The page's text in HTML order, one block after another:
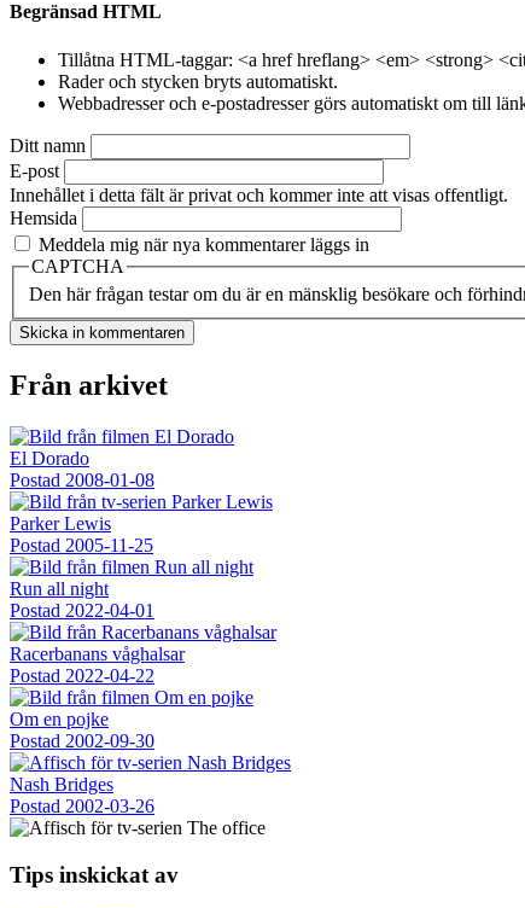
Begränsad HTML
Tillåtna HTML-taggar: <a href hreflang> <em> <strong>
Rader och stycken bryts automatiskt.
Webbadresser och e-postadresser görs automatiskt om till
Ditt namn
E-post
Innehållet i detta fält är privat och kommer inte att visas offentligt.
Hemsida
Meddela mig när nya kommentarer läggs in
CAPTCHA
Den här frågan testar om du är en mänsklig besökare och
Från arkivet
El Dorado
Postad 2008-01-08
Parker Lewis
Postad 2005-11-25
Run all night
Postad 2022-04-01
Racerbanans våghalsar
Postad 2022-04-22
Om en pojke
Postad 2002-09-30
Nash Bridges
Postad 2002-03-26
Tips inskickat av